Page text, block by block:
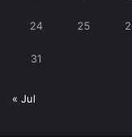
24 25
31
« Jul